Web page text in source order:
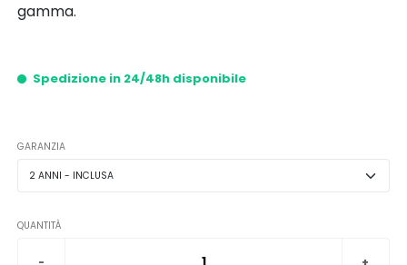
gamma.
Spedizione in 24/48h disponibile
GARANZIA
QUANTITÀ